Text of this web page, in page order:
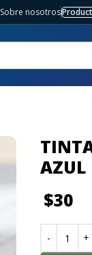
Sobre nosotros
AZUL
$30